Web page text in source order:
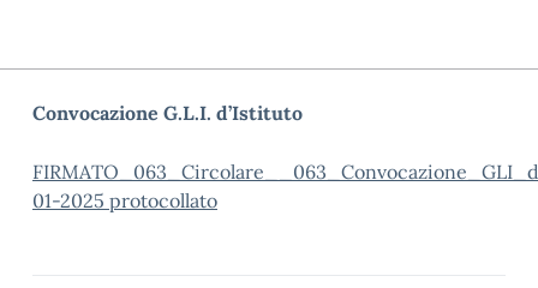
Convocazione G.L.I. d’Istituto
01-2025 protocollato